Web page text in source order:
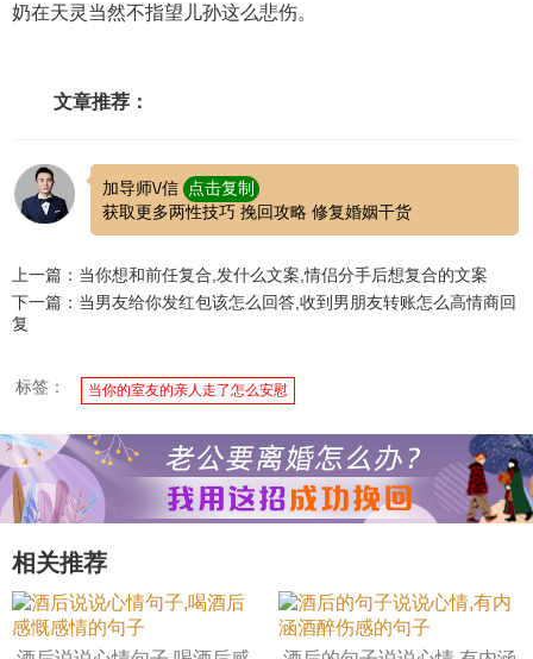
奶在天灵当然不指望儿孙这么悲伤。
文章推荐：
加导师\/信
点击复制
获取更多两性技巧 挽回攻略 修复婚姻干货
上一篇：当你想和前任复合,发什么文案,情侣分手后想复合的文案
下一篇：当男友给你发红包该怎么回答,收到男朋友转账怎么高情商回
复
标签： 当你的室友的亲人走了怎么安慰
相关推荐